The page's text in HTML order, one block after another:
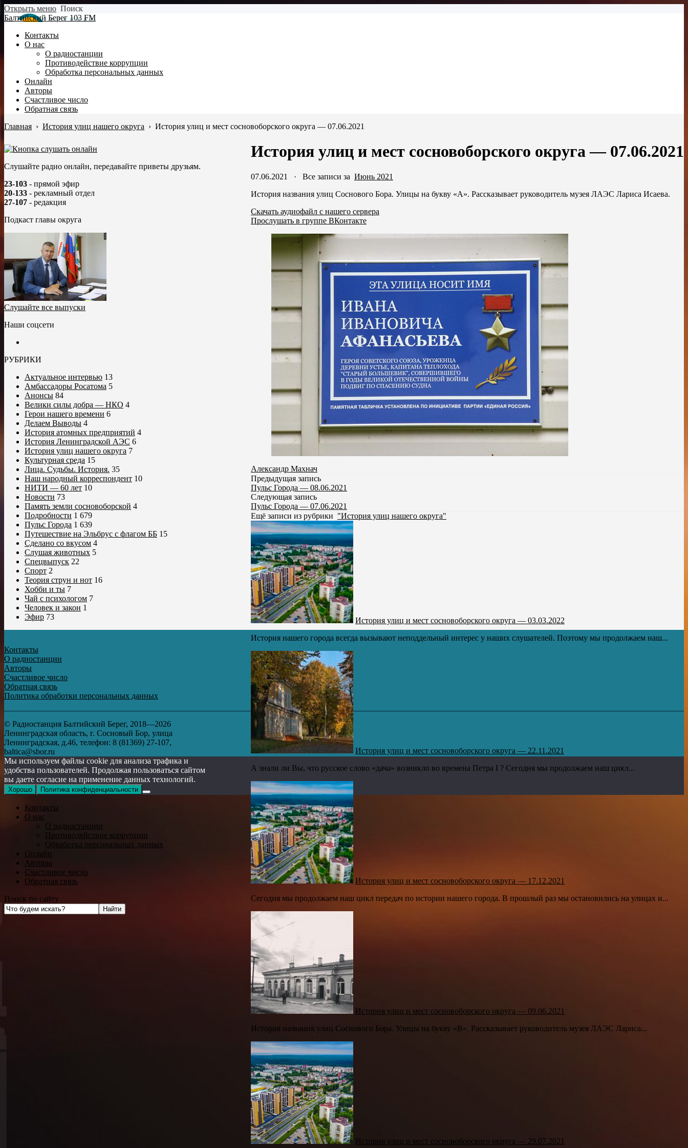
Открыть меню Поиск
Балтийский Берег 103 FM
Контакты
О нас
О радиостанции
Противодействие коррупции
Обработка персональных данных
Онлайн
Авторы
Счастливое число
Обратная связь
Главная › История улиц нашего округа › История улиц и мест сосновоборского округа — 07.06.2021
История улиц и мест сосновоборского округа — 07.06.2021
07.06.2021 · Все записи за Июнь 2021
История названия улиц Соснового Бора. Улицы на букву «А». Рассказывает руководитель музея ЛАЭС Лариса Исаева.
Скачать аудиофайл с нашего сервера
Прослушать в группе ВКонтакте
Александр Махнач
Предыдущая запись
Пульс Города — 08.06.2021
Следующая запись
Пульс Города — 07.06.2021
Ещё записи из рубрики "История улиц нашего округа"
История улиц и мест сосновоборского округа — 03.03.2022
История нашего города всегда вызывают неподдельный интерес у наших слушателей. Поэтому мы продолжаем наш...
История улиц и мест сосновоборского округа — 22.11.2021
А знали ли Вы, что русское слово «дача» возникло во времена Петра I ? Сегодня мы продолжаем наш цикл...
История улиц и мест сосновоборского округа — 17.12.2021
Сегодня мы продолжаем наш цикл передач по истории нашего города. В прошлый раз мы остановились на улицах и...
История улиц и мест сосновоборского округа — 09.06.2021
История названия улиц Соснового Бора. Улицы на букву «В». Рассказывает руководитель музея ЛАЭС Лариса...
История улиц и мест сосновоборского округа — 29.07.2021
Слушайте радио онлайн, передавайте приветы друзьям.
23-103 - прямой эфир
20-133 - рекламный отдел
27-107 - редакция
Подкаст главы округа
Слушайте все выпуски
Наши соцсети
РУБРИКИ
Актуальное интервью 13
Амбассадоры Росатома 5
Анонсы 84
Велики силы добра — НКО 4
Герои нашего времени 6
Делаем Выводы 4
История атомных предприятий 4
История Ленинградской АЭС 6
История улиц нашего округа 7
Культурная среда 15
Лица. Судьбы. История. 35
Наш народный корреспондент 10
НИТИ — 60 лет 10
Новости 73
Память земли сосновоборской 4
Подробности 1 679
Пульс Города 1 639
Путешествие на Эльбрус с флагом ББ 15
Сделано со вкусом 4
Слушая животных 5
Спецвыпуск 22
Спорт 2
Теория струн и нот 16
Хобби и ты 7
Чай с психологом 7
Человек и закон 1
Эфир 73
Контакты
О радиостанции
Авторы
Счастливое число
Обратная связь
Политика обработки персональных данных
© Радиостанция Балтийский Берег, 2018—2026
Ленинградская область, г. Сосновый Бор, улица
Ленинградская, д.46, телефон: 8 (81369) 27-107,
baltica@sbor.ru
Мы используем файлы cookie для анализа трафика и
удобства пользователей. Продолжая пользоваться сайтом
вы даете согласие на применение данных технологий.
Хорошо Политика конфиденциальности
Контакты
О нас
О радиостанции
Противодействие коррупции
Обработка персональных данных
Онлайн
Авторы
Счастливое число
Обратная связь
Поиск по сайту